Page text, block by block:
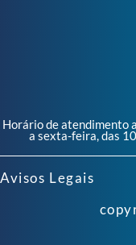
Horário de atendimento
a sexta-feira, das
Avisos Legais